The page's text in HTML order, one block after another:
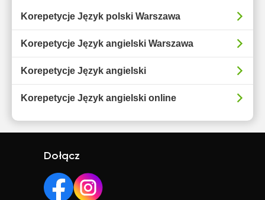
Korepetycje Język polski Warszawa
Korepetycje Język angielski Warszawa
Korepetycje Język angielski
Korepetycje Język angielski online
Dołącz